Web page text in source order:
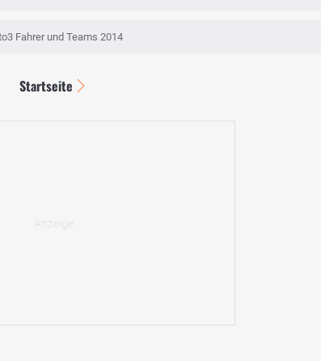
Fahrer und Teams 2014
Startseite